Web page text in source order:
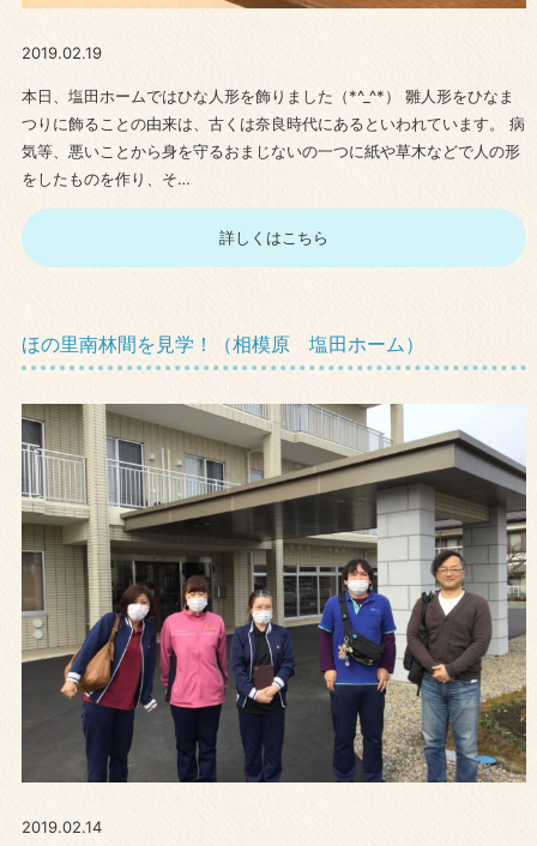
2019.02.19
本日、塩田ホームではひな人形を飾りました（*^_^*） 雛人形をひなま
つりに飾ることの由来は、古くは奈良時代にあるといわれています。 病
気等、悪いことから身を守るおまじないの一つに紙や草木などで人の形
をしたものを作り、そ…
詳しくはこちら
ほの里南林間を見学！（相模原 塩田ホーム）
2019.02.14